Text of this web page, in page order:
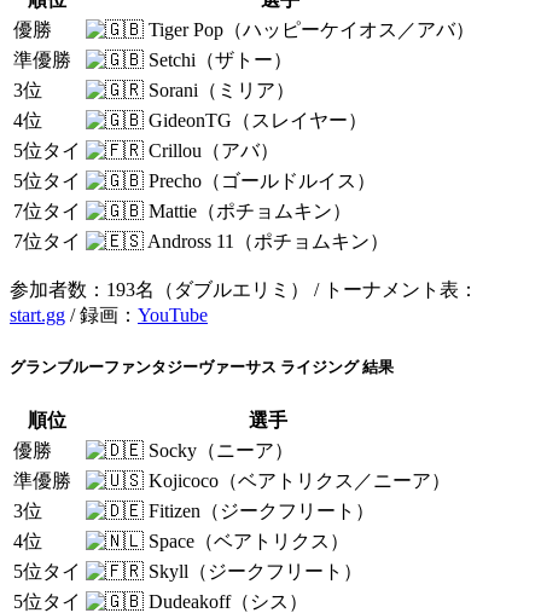
優勝
Tiger Pop（ハッピーケイオス／アバ）
準優勝
Setchi（ザトー）
3位
Sorani（ミリア）
4位
GideonTG（スレイヤー）
5位タイ
Crillou（アバ）
5位タイ
Precho（ゴールドルイス）
7位タイ
Mattie（ポチョムキン）
7位タイ
Andross 11（ポチョムキン）
参加者数：193名（ダブルエリミ） / トーナメント表：
start.gg / 録画： YouTube
グランブルーファンタジーヴァーサス ライジング 結果
順位
選手
優勝
Socky（ニーア）
準優勝
Kojicoco（ベアトリクス／ニーア）
3位
Fitizen（ジークフリート）
4位
Space（ベアトリクス）
5位タイ
Skyll（ジークフリート）
5位タイ
Dudeakoff（シス）